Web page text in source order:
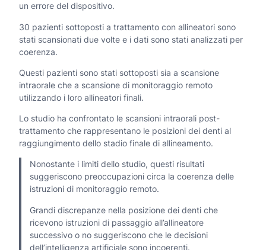
un errore del dispositivo.
30 pazienti sottoposti a trattamento con allineatori sono
stati scansionati due volte e i dati sono stati analizzati per
coerenza.
Questi pazienti sono stati sottoposti sia a scansione
intraorale che a scansione di monitoraggio remoto
utilizzando i loro allineatori finali.
Lo studio ha confrontato le scansioni intraorali post-
trattamento che rappresentano le posizioni dei denti al
raggiungimento dello stadio finale di allineamento.
Nonostante i limiti dello studio, questi risultati
suggeriscono preoccupazioni circa la coerenza delle
istruzioni di monitoraggio remoto.
Grandi discrepanze nella posizione dei denti che
ricevono istruzioni di passaggio all’allineatore
successivo o no suggeriscono che le decisioni
dell’intelligenza artificiale sono incoerenti.